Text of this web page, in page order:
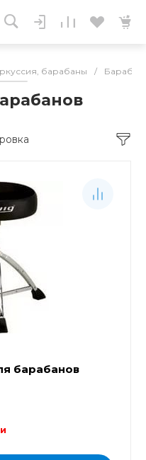
барабаны /
барабанов